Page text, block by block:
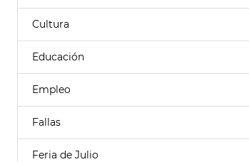
Cultura
Educación
Empleo
Fallas
Feria de Julio